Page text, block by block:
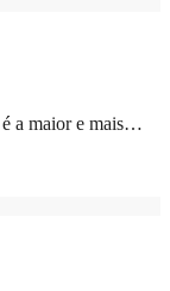
é a maior e mais…